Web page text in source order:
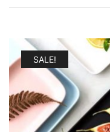
SALE!